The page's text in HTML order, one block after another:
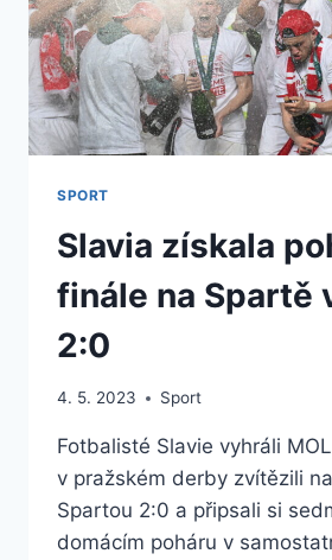
SPORT
Slavia získala
finále na Spartě
2:0
4. 5. 2023 Sport
Fotbalisté Slavie vyhráli
v pražském derby zvítězili
Spartou 2:0 a připsali si
domácím poháru v